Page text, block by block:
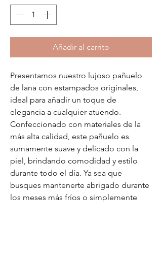
Añadir al carrito
Presentamos nuestro lujoso pañuelo
de lana con estampados originales,
ideal para añadir un toque de
elegancia a cualquier atuendo.
Confeccionado con materiales de la
más alta calidad, este pañuelo es
sumamente suave y delicado con la
piel, brindando comodidad y estilo
durante todo el día. Ya sea que
busques mantenerte abrigado durante
los meses más fríos o simplemente